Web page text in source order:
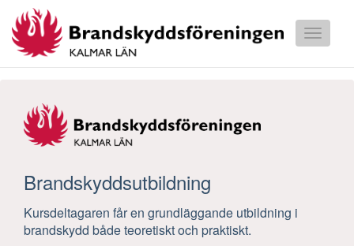
Toggle
Våra tillfällen
Brandskyddsutbildning
Kursdeltagaren får en grundläggande utbildning i
brandskydd både teoretiskt och praktiskt.